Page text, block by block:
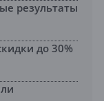
результаты
до 30%